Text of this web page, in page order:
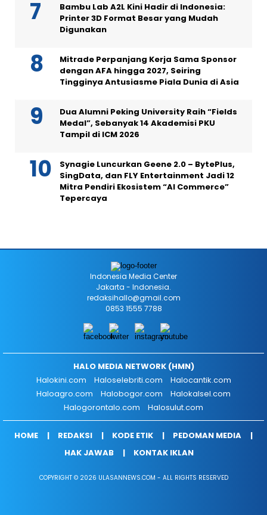
Bambu Lab A2L Kini Hadir di Indonesia:
Printer 3D Format Besar yang Mudah
Digunakan
Mitrade Perpanjang Kerja Sama Sponsor
dengan AFA hingga 2027, Seiring
Tingginya Antusiasme Piala Dunia di Asia
Dua Alumni Peking University Raih “Fields
Medal”, Sebanyak 14 Akademisi PKU
Tampil di ICM 2026
Synagie Luncurkan Geene 2.0 – BytePlus,
SingData, dan FLY Entertainment Jadi 12
Mitra Pendiri Ekosistem “AI Commerce”
Tepercaya
Indonesia Media Center
Jakarta - Indonesia.
redaksihallo@gmail.com
0853 1555 7788
HALO MEDIA NETWORK (HMN)
Halokini.com
Haloselebriti.com
Halocantik.com
Haloagro.com
Halobogor.com
Halokalsel.com
Halogorontalo.com
Halosulut.com
HOME REDAKSI KODE ETIK
PEDOMAN MEDIA
HAK JAWAB
KONTAK IKLAN
COPYRIGHT © 2026 ULASANNEWS.COM - ALL RIGHTS RESERVED